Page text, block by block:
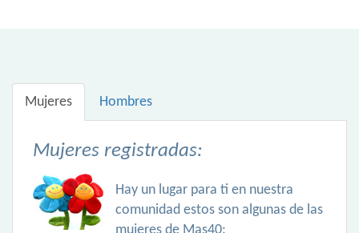
Mujeres Hombres
Mujeres registradas:
Hay un lugar para ti en nuestra
comunidad estos son algunas de las